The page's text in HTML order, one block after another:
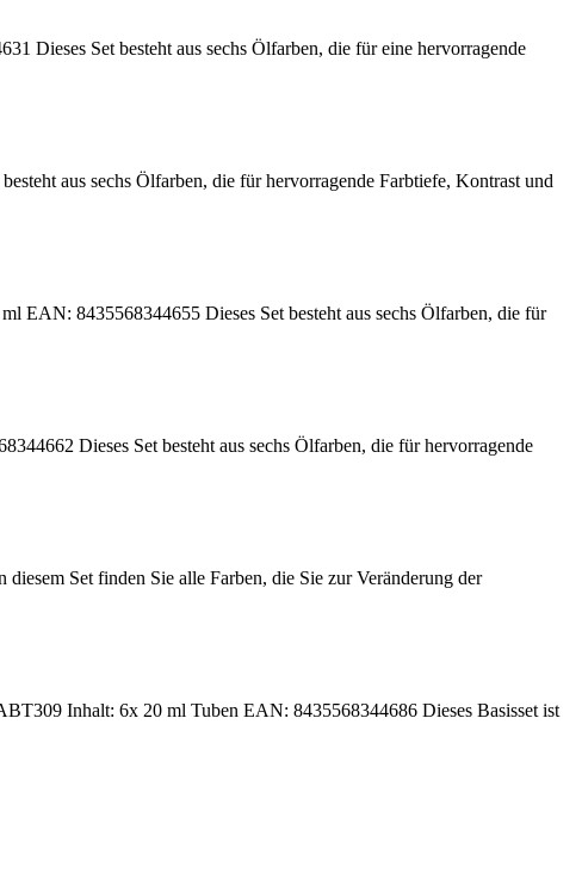
Dieses Set besteht aus sechs Ölfarben, die für eine hervorragende
aus sechs Ölfarben, die für hervorragende Farbtiefe, Kontrast und
8435568344655 Dieses Set besteht aus sechs Ölfarben, die für
Dieses Set besteht aus sechs Ölfarben, die für hervorragende
Set finden Sie alle Farben, die Sie zur Veränderung der
Inhalt: 6x 20 ml Tuben EAN: 8435568344686 Dieses Basisset ist